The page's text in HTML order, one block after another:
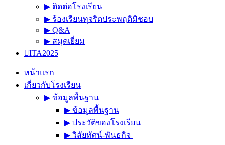
▶︎ ติดต่อโรงเรียน
▶︎ ร้องเรียนทุจริตประพฤติมิชอบ
▶︎ Q&A
▶︎ สมุดเยี่ยม
ITA2025
หน้าแรก
เกี่ยวกับโรงเรียน
▶︎ ข้อมูลพื้นฐาน
▶︎ ข้อมูลพื้นฐาน
▶︎ ประวัติของโรงเรียน
▶︎ วิสัยทัศน์-พันธกิจ